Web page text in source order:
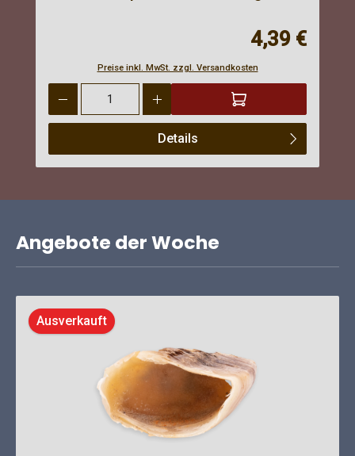
Regulärer Preis:
4,39 €
Preise inkl. MwSt. zzgl. Versandkosten
Produkt Anzahl: Gib den gewünschten Wert ein oder
Details
Angebote der Woche
Ausverkauft